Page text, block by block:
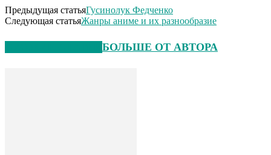
Предыдущая статьяГусинолук Федченко
Следующая статьяЖанры аниме и их разнообразие
БОЛЬШЕ ОТ АВТОРА